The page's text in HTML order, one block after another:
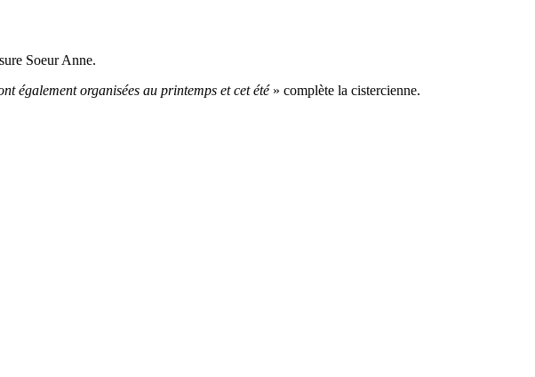
Soeur Anne.
également organisées au printemps et cet été» complète la cistercienne.